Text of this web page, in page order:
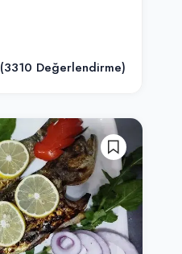
(3310 Değerlendirme)